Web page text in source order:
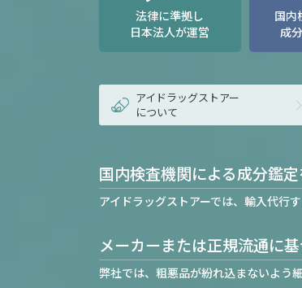
法律に準拠し
日本法人が運営
国内
成
アイドラッグストアー
について
国内検査機関による成分鑑
アイドラッグストアーでは、輸入代行
メーカーまたは正規流通に
弊社では、粗悪品が紛れ込まないよう